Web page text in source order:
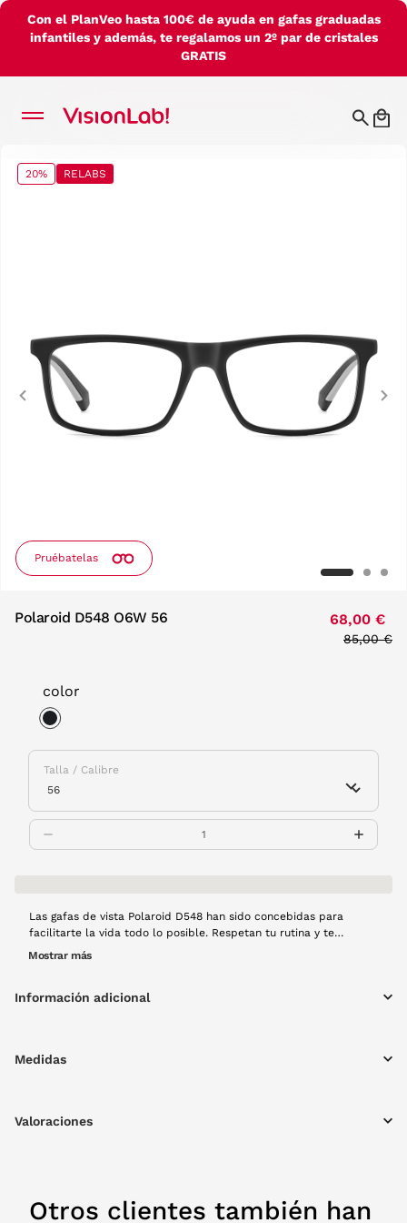
Con el PlanVeo hasta 100€ de ayuda en gafas graduadas
infantiles y además, te regalamos un 2º par de cristales
GRATIS
20% RELABS
Pruébatelas
Previous
Polaroid D548 O6W 56 68,00 €
Price
85,00 €
color
Talla / Calibre
Las gafas de vista Polaroid D548 han sido concebidas para
facilitarte la vida todo lo posible. Respetan tu rutina y te
acompañan allá a dónde vayas. Serán tus nuevos ojos con los
Mostrar más
Información adicional
Medidas
Valoraciones
Otros clientes también han